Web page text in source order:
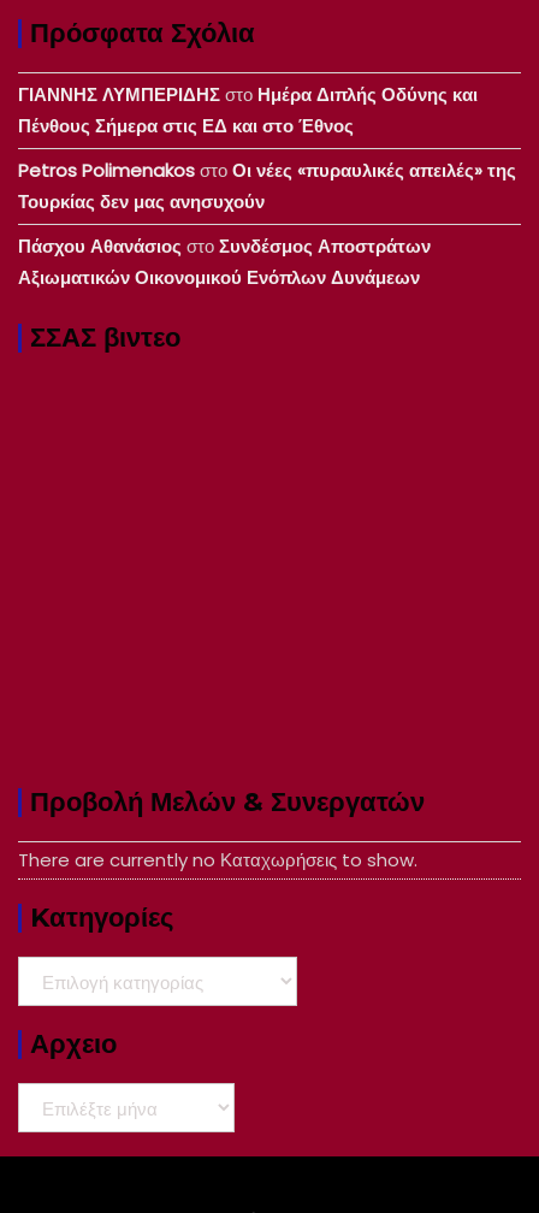
Πρόσφατα Σχόλια
ΓΙΑΝΝΗΣ ΛΥΜΠΕΡΙΔΗΣστο Ημέρα Διπλής Οδύνης και
Πένθους Σήμερα στις ΕΔ και στο Έθνος
Petros PolimenakosστοΟι νέες «πυραυλικές απειλές» της
Τουρκίας δεν μας ανησυχούν
Πάσχου Αθανάσιος στοΣυνδέσμος Αποστράτων
Αξιωματικών Οικονομικού Ενόπλων Δυνάμεων
ΣΣΑΣ βιντεο
Προβολή Μελών & Συνεργατών
There are currently no Καταχωρήσεις to show.
Kατηγορίες
Αρχειο